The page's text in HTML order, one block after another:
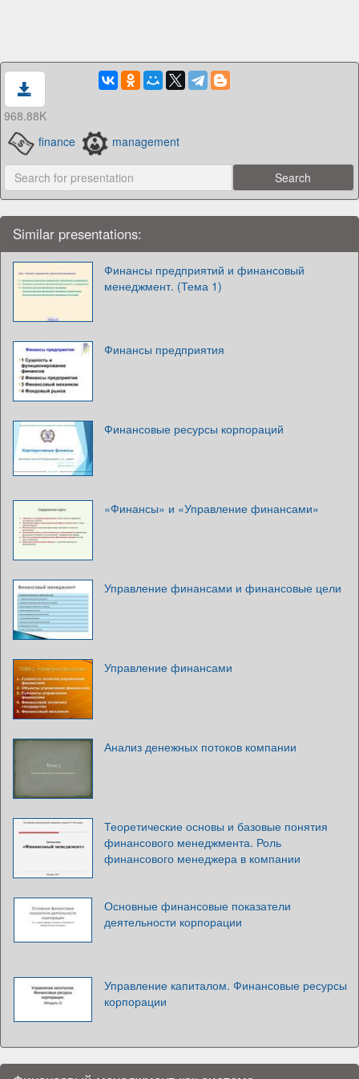
968.88K
finance
management
Similar presentations:
Финансы предприятий и финансовый
менеджмент. (Тема 1)
Финансы предприятия
Финансовые ресурсы корпораций
«Финансы» и «Управление финансами»
Управление финансами и финансовые цели
Управление финансами
Анализ денежных потоков компании
Теоретические основы и базовые понятия
финансового менеджмента. Роль
финансового менеджера в компании
Основные финансовые показатели
деятельности корпорации
Управление капиталом. Финансовые ресурсы
корпорации